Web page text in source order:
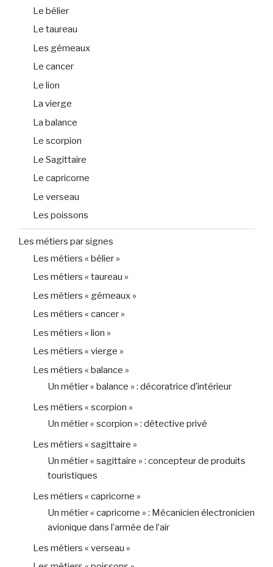
Le bélier
Le taureau
Les gémeaux
Le cancer
Le lion
La vierge
La balance
Le scorpion
Le Sagittaire
Le capricorne
Le verseau
Les poissons
Les métiers par signes
Les métiers « bélier »
Les métiers « taureau »
Les métiers « gémeaux »
Les métiers « cancer »
Les métiers « lion »
Les métiers « vierge »
Les métiers « balance »
Un métier « balance » : décoratrice d’intérieur
Les métiers « scorpion »
Un métier « scorpion » : détective privé
Les métiers « sagittaire »
Un métier « sagittaire » : concepteur de produits
touristiques
Les métiers « capricorne »
Un métier « capricorne » : Mécanicien électronicien
avionique dans l’armée de l’air
Les métiers « verseau »